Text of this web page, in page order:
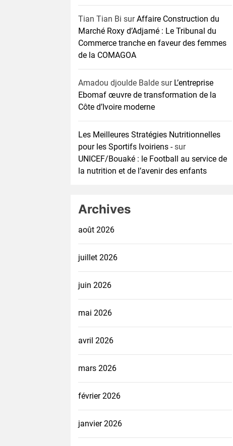
Tian Tian Bi surAffaire Construction du
Marché Roxy d’Adjamé : Le Tribunal du
Commerce tranche en faveur des femmes
de la COMAGOA
Amadou djoulde Balde sur L’entreprise
Ebomaf œuvre de transformation de la
Côte d’Ivoire moderne
Les Meilleures Stratégies Nutritionnelles
pour les Sportifs Ivoiriens -sur
UNICEF/Bouaké : le Football au service de
la nutrition et de l’avenir des enfants
Archives
août 2026
juillet 2026
juin 2026
mai 2026
avril 2026
mars 2026
février 2026
janvier 2026